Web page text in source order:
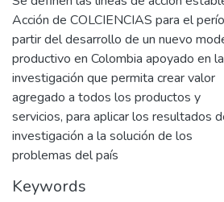
Acción de COLCIENCIAS para el
partir del desarrollo de un nuevo
productivo en Colombia apoyado en la
investigación que permita crear valor
agregado a todos los productos y
servicios, para aplicar los resultados
investigación a la solución de los
problemas del país
Keywords